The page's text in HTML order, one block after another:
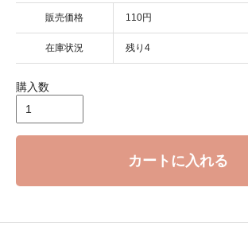
販売価格 110円
在庫状況 残り4
購入数
カートに入れる